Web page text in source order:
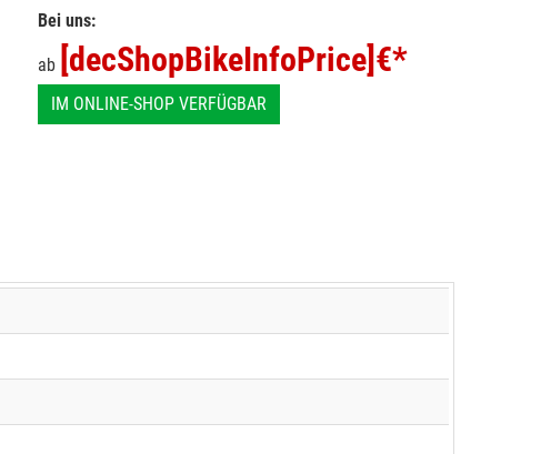
Bei uns:
ab [decShopBikeInfoPrice] €*
IM ONLINE-SHOP VERFÜGBAR